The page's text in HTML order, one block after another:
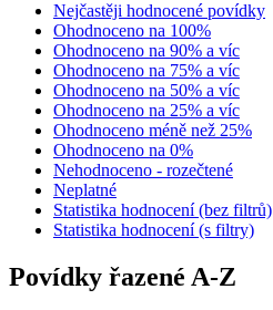
Nejčastěji hodnocené povídky
Ohodnoceno na 100%
Ohodnoceno na 90% a víc
Ohodnoceno na 75% a víc
Ohodnoceno na 50% a víc
Ohodnoceno na 25% a víc
Ohodnoceno méně než 25%
Ohodnoceno na 0%
Nehodnoceno - rozečtené
Neplatné
Statistika hodnocení (bez filtrů)
Statistika hodnocení (s filtry)
Povídky řazené A-Z